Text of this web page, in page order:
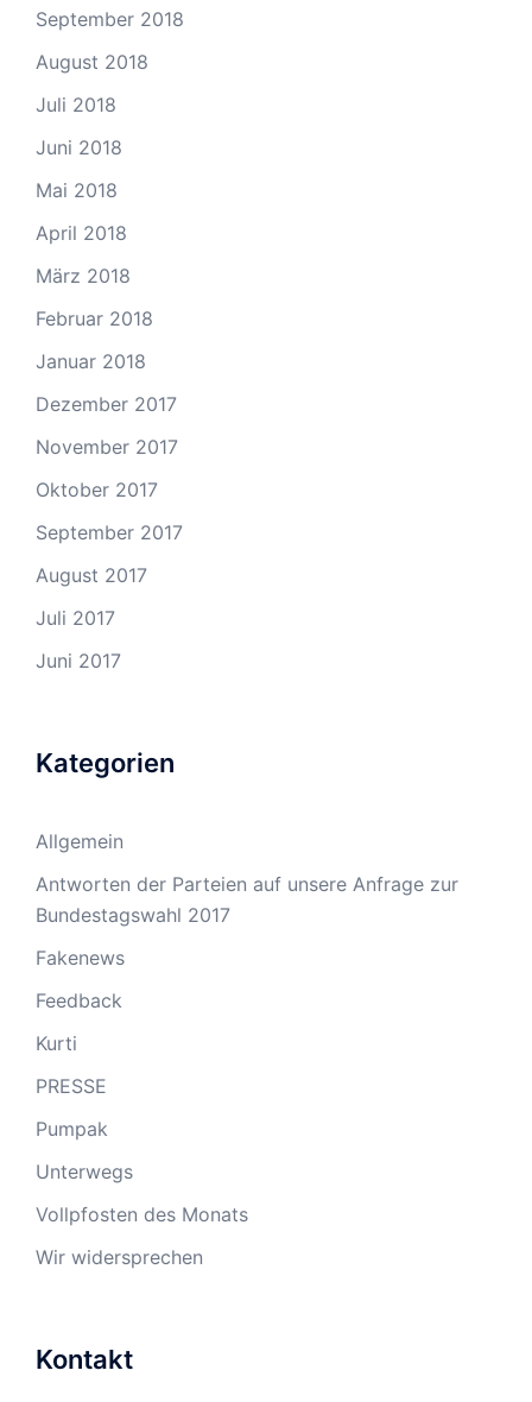
September 2018
August 2018
Juli 2018
Juni 2018
Mai 2018
April 2018
März 2018
Februar 2018
Januar 2018
Dezember 2017
November 2017
Oktober 2017
September 2017
August 2017
Juli 2017
Juni 2017
Kategorien
Allgemein
Antworten der Parteien auf unsere Anfrage zur
Bundestagswahl 2017
Fakenews
Feedback
Kurti
PRESSE
Pumpak
Unterwegs
Vollpfosten des Monats
Wir widersprechen
Kontakt